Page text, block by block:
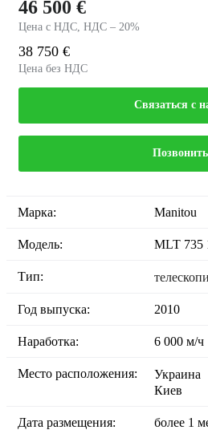
46 500 €
Цена с НДС, НДС – 20%
38 750 €
Цена без НДС
Связаться с
Позвонить
Марка: Manitou
Модель: MLT 735
Тип:
Год выпуска: 2010
Наработка: 6 000 м/ч
Место расположения:
Украина
Киев
Дата размещения: более 1